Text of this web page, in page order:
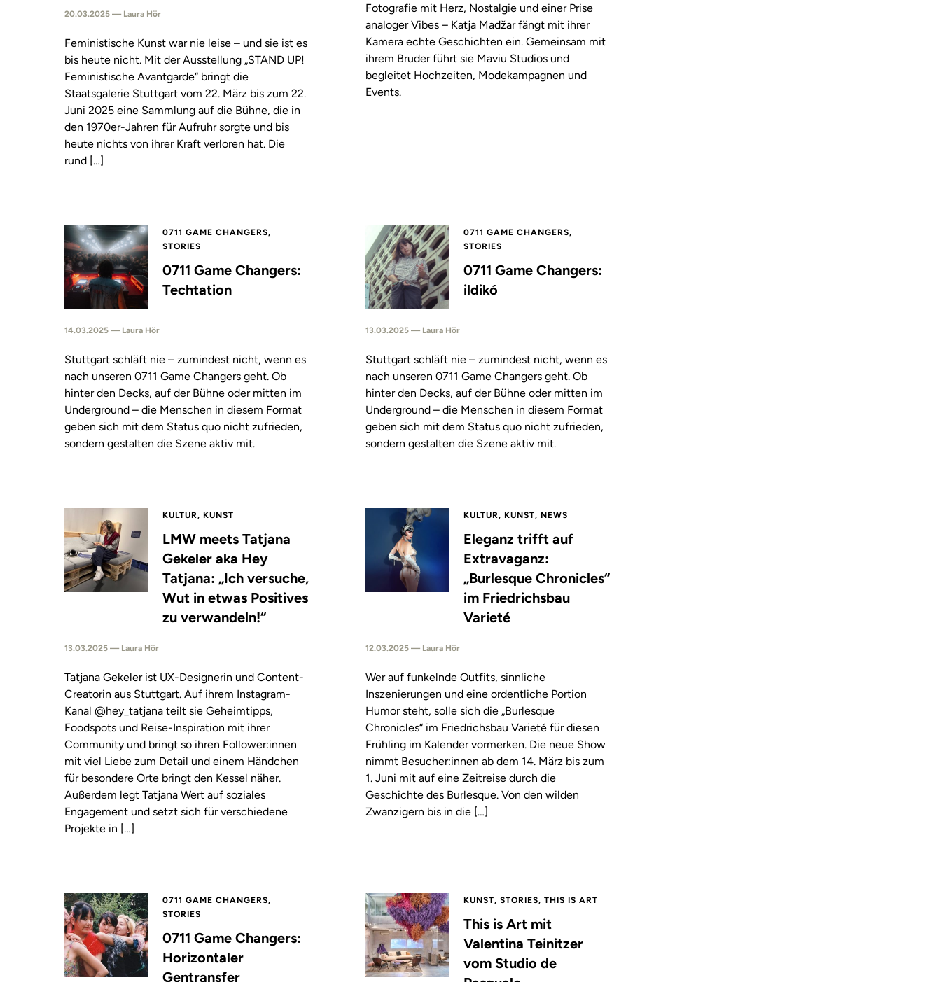
20.03.2025 — Laura Hör
Feministische Kunst war nie leise – und sie ist es
bis heute nicht. Mit der Ausstellung „STAND UP!
Feministische Avantgarde“ bringt die
Staatsgalerie Stuttgart vom 22. März bis zum 22.
Juni 2025 eine Sammlung auf die Bühne, die in
den 1970er-Jahren für Aufruhr sorgte und bis
heute nichts von ihrer Kraft verloren hat. Die
rund […]
Fotografie mit Herz, Nostalgie und einer Prise
analoger Vibes – Katja Madžar fängt mit ihrer
Kamera echte Geschichten ein. Gemeinsam mit
ihrem Bruder führt sie Maviu Studios und
begleitet Hochzeiten, Modekampagnen und
Events.
0711 GAME CHANGERS,
STORIES
0711 Game Changers:
Techtation
14.03.2025 — Laura Hör
Stuttgart schläft nie – zumindest nicht, wenn es
nach unseren 0711 Game Changers geht. Ob
hinter den Decks, auf der Bühne oder mitten im
Underground – die Menschen in diesem Format
geben sich mit dem Status quo nicht zufrieden,
sondern gestalten die Szene aktiv mit.
0711 GAME CHANGERS,
STORIES
0711 Game Changers:
ildikó
13.03.2025 — Laura Hör
Stuttgart schläft nie – zumindest nicht, wenn es
nach unseren 0711 Game Changers geht. Ob
hinter den Decks, auf der Bühne oder mitten im
Underground – die Menschen in diesem Format
geben sich mit dem Status quo nicht zufrieden,
sondern gestalten die Szene aktiv mit.
KULTUR, KUNST
LMW meets Tatjana
Gekeler aka Hey
Tatjana: „Ich versuche,
Wut in etwas Positives
zu verwandeln!“
13.03.2025 — Laura Hör
Tatjana Gekeler ist UX-Designerin und Content-
Creatorin aus Stuttgart. Auf ihrem Instagram-
Kanal @hey_tatjana teilt sie Geheimtipps,
Foodspots und Reise-Inspiration mit ihrer
Community und bringt so ihren Follower:innen
mit viel Liebe zum Detail und einem Händchen
für besondere Orte bringt den Kessel näher.
Außerdem legt Tatjana Wert auf soziales
Engagement und setzt sich für verschiedene
Projekte in […]
KULTUR, KUNST, NEWS
Eleganz trifft auf
Extravaganz:
„Burlesque Chronicles“
im Friedrichsbau
Varieté
12.03.2025 — Laura Hör
Wer auf funkelnde Outfits, sinnliche
Inszenierungen und eine ordentliche Portion
Humor steht, solle sich die „Burlesque
Chronicles“ im Friedrichsbau Varieté für diesen
Frühling im Kalender vormerken. Die neue Show
nimmt Besucher:innen ab dem 14. März bis zum
1. Juni mit auf eine Zeitreise durch die
Geschichte des Burlesque. Von den wilden
Zwanzigern bis in die […]
0711 GAME CHANGERS,
STORIES
0711 Game Changers:
Horizontaler
Gentransfer
KUNST, STORIES, THIS IS ART
This is Art mit
Valentina Teinitzer
vom Studio de